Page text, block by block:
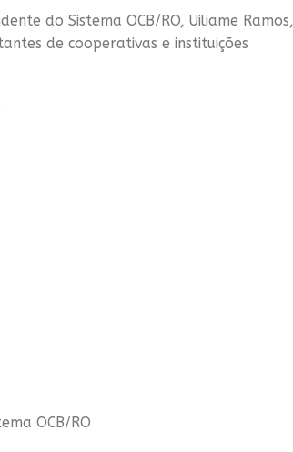
do Sistema OCB/RO, Uiliame Ramos,
de cooperativas e instituições
OCB/RO